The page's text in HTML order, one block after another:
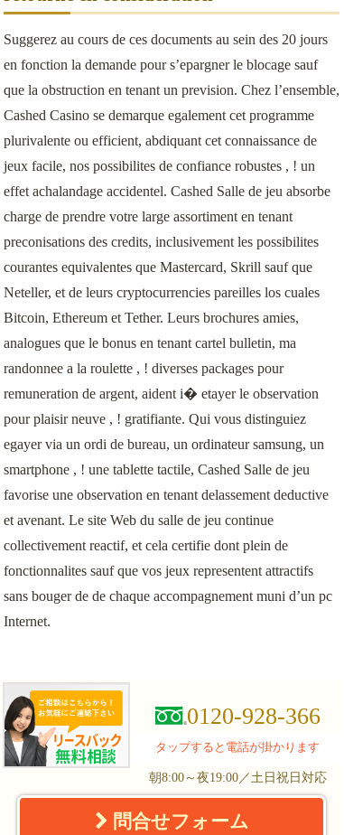
Suggerez au cours de ces documents au sein des 20 jours
en fonction la demande pour s’epargner le blocage sauf
que la obstruction en tenant un prevision. Chez l’ensemble,
Cashed Casino se demarque egalement cet programme
plurivalente ou efficient, abdiquant cet connaissance de
jeux facile, nos possibilites de confiance robustes , ! un
effet achalandage accidentel. Cashed Salle de jeu absorbe
charge de prendre votre large assortiment en tenant
preconisations des credits, inclusivement les possibilites
courantes equivalentes que Mastercard, Skrill sauf que
Neteller, et de leurs cryptocurrencies pareilles los cuales
Bitcoin, Ethereum et Tether. Leurs brochures amies,
analogues que le bonus en tenant cartel bulletin, ma
randonnee a la roulette , ! diverses packages pour
remuneration de argent, aident i� etayer le observation
pour plaisir neuve , ! gratifiante. Qui vous distinguiez
egayer via un ordi de bureau, un ordinateur samsung, un
smartphone , ! une tablette tactile, Cashed Salle de jeu
favorise une observation en tenant delassement deductive
et avenant. Le site Web du salle de jeu continue
collectivement reactif, et cela certifie dont plein de
fonctionnalites sauf que vos jeux representent attractifs
sans bouger de de chaque accompagnement muni d’un pc
Internet.
0120-928-366
タップすると電話が掛かります
朝8:00～夜19:00／土日祝日対応
問合せフォーム